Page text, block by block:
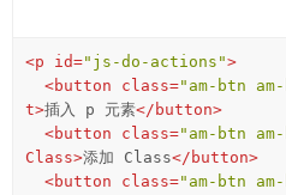
<p id="js-do-actions">
<button class="am-btn
t>插入 p 元素</ button>
<button class="am-btn
Class>添加 Class</ button>
<button class="am-btn